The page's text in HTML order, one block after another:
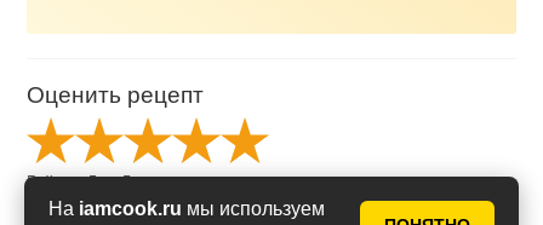
На iamcook.ru мы используем
Оценить рецепт
Рейтинг5из5
на основе
голосов